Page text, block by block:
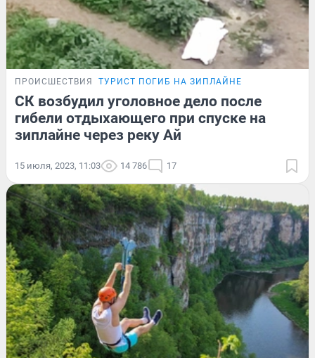
ПРОИСШЕСТВИЯ ТУРИСТ ПОГИБ НА ЗИПЛАЙНЕ
СК возбудил уголовное дело после
гибели отдыхающего при спуске на
зиплайне через реку Ай
15 июля, 2023, 11:03 14 786 17